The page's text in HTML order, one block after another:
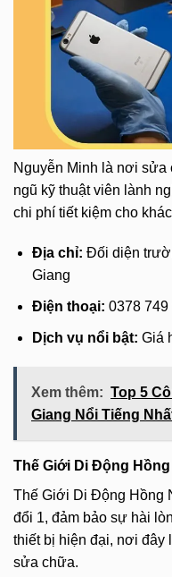
Nguyễn Minh là nơi
ngũ kỹ thuật viên lành
chi phí tiết kiệm cho
Địa chỉ: Đối diện
Giang
Điện thoại: 0378 749
Dịch vụ nổi bật: Giá
Xem thêm: Top 5
Giang Nổi Tiếng
Thế Giới Di Động Hồng
Thế Giới Di Động Hồng
đổi 1, đảm bảo sự hài
thiết bị hiện đại, nơi đây
sửa chữa.